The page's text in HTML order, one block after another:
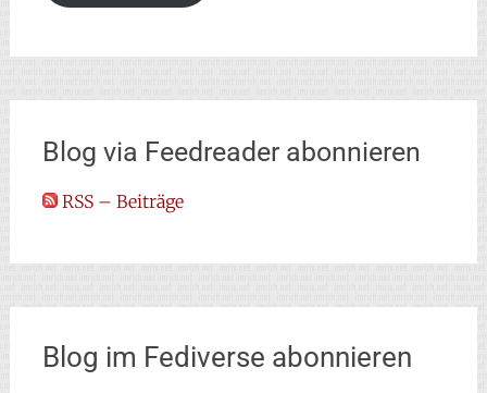
Blog via Feedreader abonnieren
RSS – Beiträge
Blog im Fediverse abonnieren